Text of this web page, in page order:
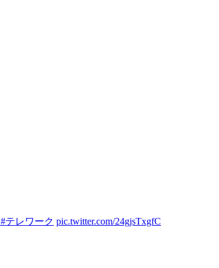
#テレワーク pic.twitter.com/24gjsTxgfC